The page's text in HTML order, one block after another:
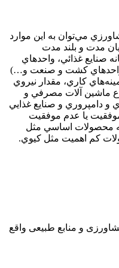
مي‌توان به اين موارد
مدت و بلند مدت
صنايع غذائي، واحدهاي
واحدهاي كشت و صنعت و…)
كاري، مقدار نيروي
ماشين آلات مصرفي و
و دامپروري و صنايع غذايي
يا عدم موفقيت
محصولات اساسي مثل
كم اهميت مثل كيوي.
و منابع طبیعی واقع